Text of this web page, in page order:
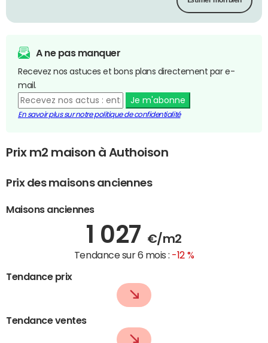
A ne pas manquer
Recevez nos astuces et bons plans directement par e-
mail.
Je m'abonne
En savoir plus sur notre politique de confidentialité
Prix m2 maison à Authoison
Prix des maisons anciennes
Maisons anciennes
1 027 €/m2
Tendance sur 6 mois : -12 %
Tendance prix
Tendance ventes